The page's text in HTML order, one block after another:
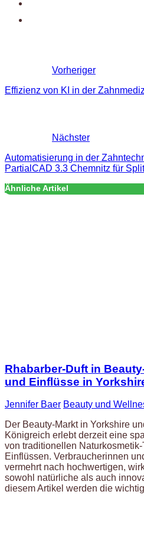
Vorheriger
Effizienz von KI in der
Nächster
Automatisierung in der
PartialCAD 3.3 Chemnitz für
Ähnliche Artikel
Rhabarber-Duft in
und Einflüsse in
Jennifer Baer Beauty und
Der Beauty-Markt in Yorkshire
Königreich erlebt derzeit eine
von traditionellen
Einflüssen. Verbraucherinnen
vermehrt nach hochwertigen,
sowohl natürliche als auch
diesem Artikel werden die